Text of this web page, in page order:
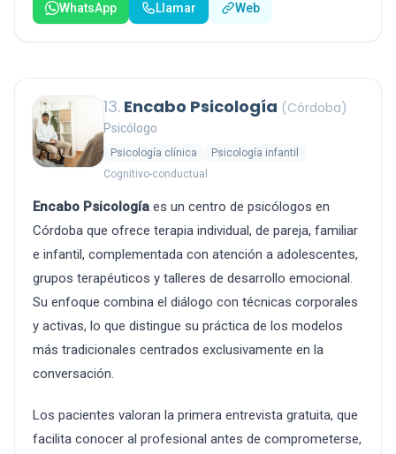
WhatsApp Llamar Web
13. Encabo Psicología (Córdoba)
Psicólogo
Psicología clínica
Psicología infantil
Cognitivo-conductual
Encabo Psicología es un centro de psicólogos en
Córdoba que ofrece terapia individual, de pareja, familiar
e infantil, complementada con atención a adolescentes,
grupos terapéuticos y talleres de desarrollo emocional.
Su enfoque combina el diálogo con técnicas corporales
y activas, lo que distingue su práctica de los modelos
más tradicionales centrados exclusivamente en la
conversación.
Los pacientes valoran la primera entrevista gratuita, que
facilita conocer al profesional antes de comprometerse,